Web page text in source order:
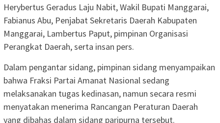
Herybertus Geradus Laju Nabit, Wakil Bupati Manggarai,
Fabianus Abu, Penjabat Sekretaris Daerah Kabupaten
Manggarai, Lambertus Paput, pimpinan Organisasi
Perangkat Daerah, serta insan pers.
Dalam pengantar sidang, pimpinan sidang menyampaikan
bahwa Fraksi Partai Amanat Nasional sedang
melaksanakan tugas kedinasan, namun secara resmi
menyatakan menerima Rancangan Peraturan Daerah
yang dibahas dalam sidang paripurna tersebut.